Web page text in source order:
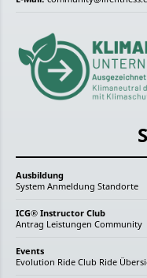
Ausbildung
System Anmeldung Standorte
ICG® Instructor Club
Antrag Leistungen Community
Events
Evolution Ride Club Ride